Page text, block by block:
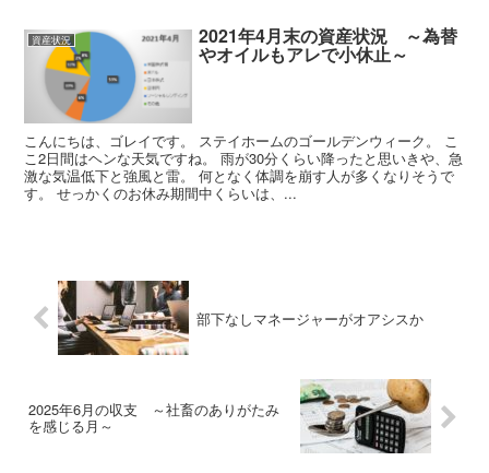
資産状況 2021年4月末の資産状況 ～為替
やオイルもアレで小休止～
こんにちは、ゴレイです。 ステイホームのゴールデンウィーク。 こ
こ2日間はヘンな天気ですね。 雨が30分くらい降ったと思いきや、急
激な気温低下と強風と雷。 何となく体調を崩す人が多くなりそうで
す。 せっかくのお休み期間中くらいは、...
部下なしマネージャーがオアシスか
2025年6月の収支 ～社畜のありがたみ
を感じる月～